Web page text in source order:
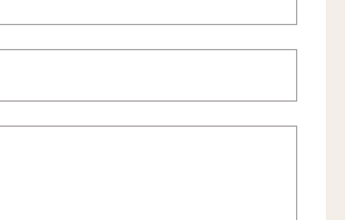
Zpět na formulář